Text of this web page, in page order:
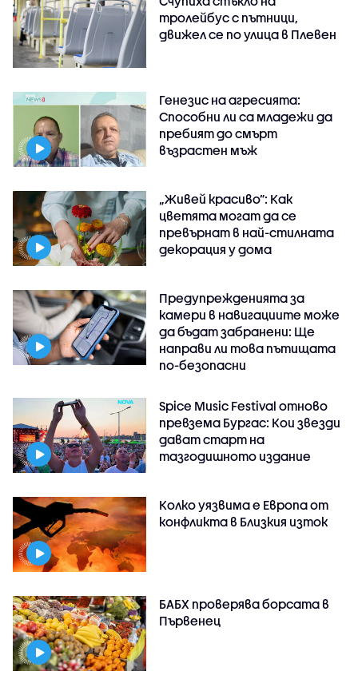
тролейбус с пътници,
движел се по улица в Плевен
Генезис на агресията:
Способни ли са младежи да
пребият до смърт
възрастен мъж
„Живей красиво”: Как
цветята могат да се
превърнат в най-стилната
декорация у дома
Предупрежденията за
камери в навигациите може
да бъдат забранени: Ще
направи ли това пътищата
по-безопасни
Spice Music Festival отново
превзема Бургас: Кои звезди
дават старт на
тазгодишното издание
Колко уязвима е Европа от
конфликта в Близкия изток
БАБХ проверява борсата в
Първенец